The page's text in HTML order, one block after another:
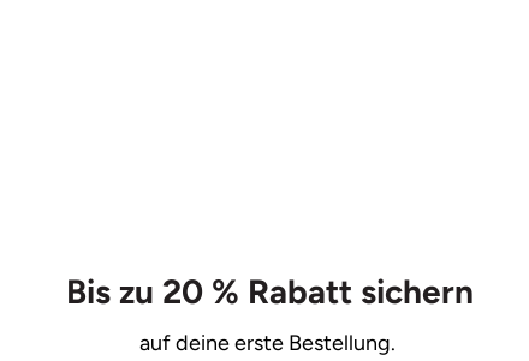
Bis zu 20 % Rabatt sichern
auf deine erste Bestellung.